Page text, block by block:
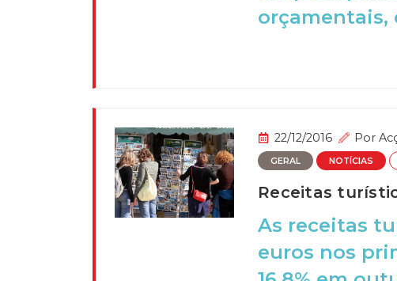
orçamentais,
22/12/2016 Por
GERAL NOTÍCIAS
Receitas
As receitas
euros nos